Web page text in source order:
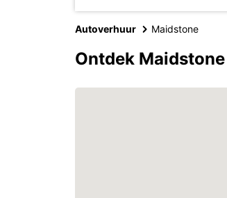
Autoverhuur Maidstone
Ontdek